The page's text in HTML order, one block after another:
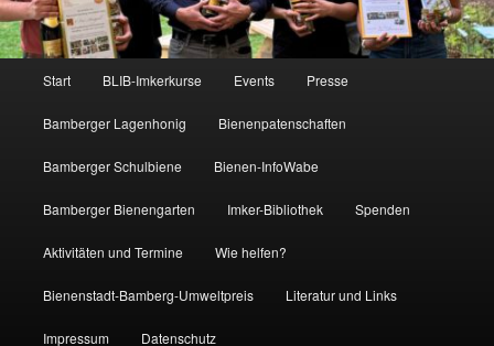
Start BLIB-Imkerkurse Events Presse
Bamberger Lagenhonig Bienenpatenschaften
Bamberger Schulbiene Bienen-InfoWabe
Bamberger Bienengarten Imker-Bibliothek Spenden
Aktivitäten und Termine Wie helfen?
Bienenstadt-Bamberg-Umweltpreis Literatur und Links
Impressum Datenschutz